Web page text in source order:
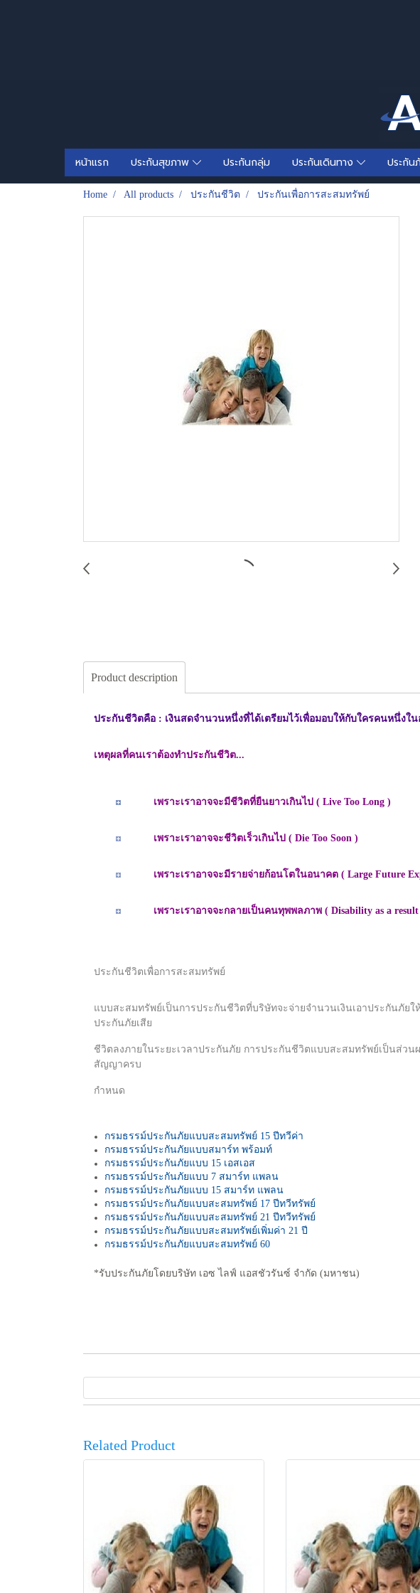
หน้าแรก ประกันสุขภาพ ประกันกลุ่ม ประกันเดินทาง ประกั
Home All products ประกันชีวิต ประกันเพื่อการสะสมทรัพย์
Product description
ประกันชีวิตคือ : เงินสดจำนวนหนึ่งที่ได้เตรียมไว้เพื่อมอบให้กับใครคนหนึ่งใ
เหตุผลที่คนเราต้องทำประกันชีวิต...
เพราะเราอาจจะมีชีวิตที่ยืนยาวเกินไป ( Live Too Long )
เพราะเราอาจจะชีวิตเร็วเกินไป ( Die Too Soon )
เพราะเราอาจจะมีรายจ่ายก้อนโตในอนาคต ( Large Future
เพราะเราอาจจะกลายเป็นคนทุพพลภาพ ( Disability as a result
ประกันชีวิตเพื่อการสะสมทรัพย์
แบบสะสมทรัพย์เป็นการประกันชีวิตที่บริษัทจะจ่ายจำนวนเงินเอาประกันภัย
ประกันภัยเสีย
ชีวิตลงภายในระยะเวลาประกันภัย การประกันชีวิตแบบสะสมทรัพย์เป็นส่ว
สัญญาครบ
กำหนด
กรมธรรม์ประกันภัยแบบสะสมทรัพย์ 15 ปีทวีค่า
กรมธรรม์ประกันภัยแบบสมาร์ท พร้อมท์
กรมธรรม์ประกันภัยแบบ 15 เอสเอส
กรมธรรม์ประกันภัยแบบ 7 สมาร์ท แพลน
กรมธรรม์ประกันภัยแบบ 15 สมาร์ท แพลน
กรมธรรม์ประกันภัยแบบสะสมทรัพย์ 17 ปีทวีทรัพย์
กรมธรรม์ประกันภัยแบบสะสมทรัพย์ 21 ปีทวีทรัพย์
กรมธรรม์ประกันภัยแบบสะสมทรัพย์เพิ่มค่า 21 ปี
กรมธรรม์ประกันภัยแบบสะสมทรัพย์ 60
*รับประกันภัยโดยบริษัท เอซ ไลฟ์ แอสชัวรันซ์ จำกัด (มหาชน)
Related Product